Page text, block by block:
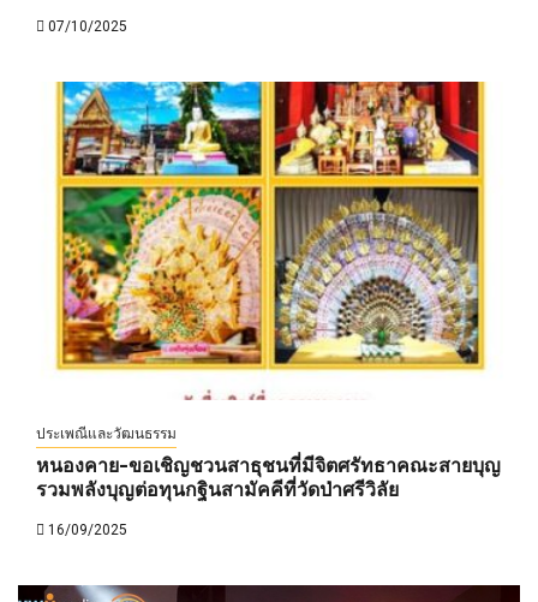
07/10/2025
ประเพณีและวัฒนธรรม
หนองคาย-ขอเชิญชวนสาธุชนที่มีจิตศรัทธาคณะสายบุญ
รวมพลังบุญต่อทุนกฐินสามัคคีที่วัดป่าศรีวิลัย
16/09/2025